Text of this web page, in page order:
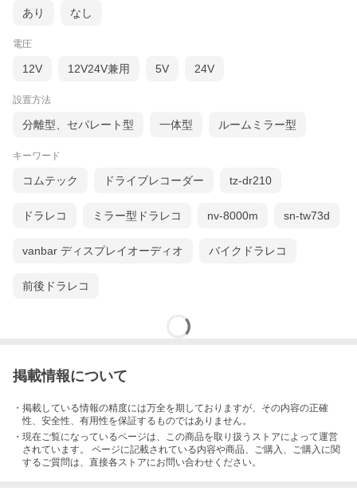
あり なし
電圧
12V 12V24V兼用 5V 24V
設置方法
分離型、セパレート型 一体型 ルームミラー型
キーワード
コムテック ドライブレコーダー tz-dr210
ドラレコ ミラー型ドラレコ nv-8000m sn-tw73d
vanbar ディスプレイオーディオ バイクドラレコ
前後ドラレコ
掲載情報について
・掲載している情報の精度には万全を期しておりますが、その内容の正確
性、安全性、有用性を保証するものではありません。
・現在ご覧になっているページは、この商品を取り扱うストアによって運営
されています。 ページに記載されている内容や商品、ご購入 、ご購入に関
するご質問は、直接各ストアにお問い合わせください。